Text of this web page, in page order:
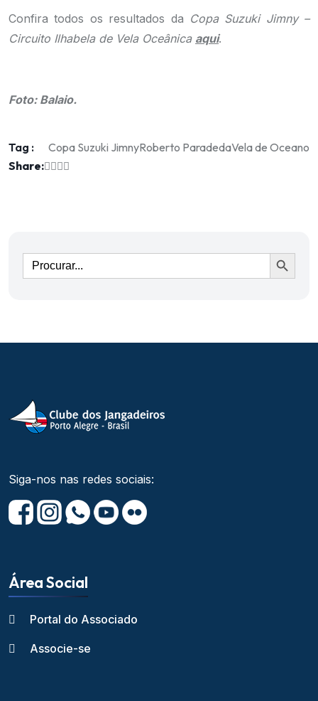
Confira todos os resultados da Copa Suzuki Jimny –
Circuito Ilhabela de Vela Oceânica aqui.
Foto: Balaio.
Tag : Copa Suzuki JimnyRoberto ParadedaVela de Oceano
Share:
Ir
Siga-nos nas redes sociais:
Área Social
Portal do Associado
Associe-se